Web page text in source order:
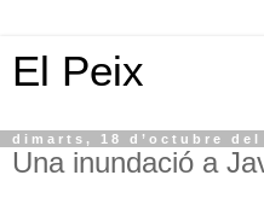
El Peix
dimarts, 18 d’octubre del
Una inundació a